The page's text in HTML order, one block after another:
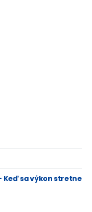
- Keď sa výkon stretne